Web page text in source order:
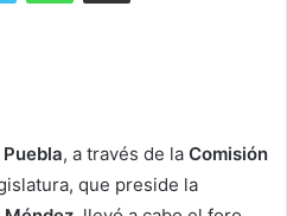
, a través de la Comisión
que preside la